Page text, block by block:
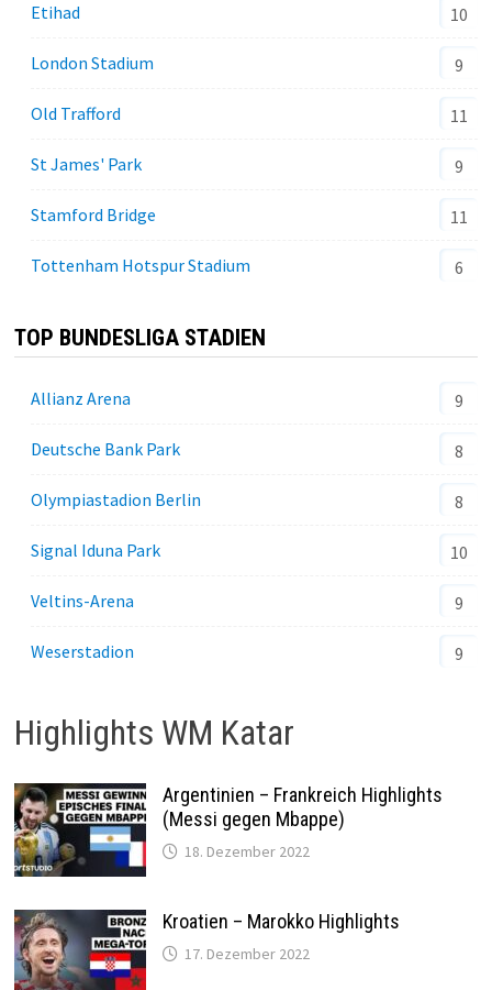
Etihad 10
London Stadium 9
Old Trafford 11
St James' Park 9
Stamford Bridge 11
Tottenham Hotspur Stadium 6
TOP BUNDESLIGA STADIEN
Allianz Arena 9
Deutsche Bank Park 8
Olympiastadion Berlin 8
Signal Iduna Park 10
Veltins-Arena 9
Weserstadion 9
Highlights WM Katar
Argentinien – Frankreich Highlights
(Messi gegen Mbappe)
18. Dezember 2022
Kroatien – Marokko Highlights
17. Dezember 2022